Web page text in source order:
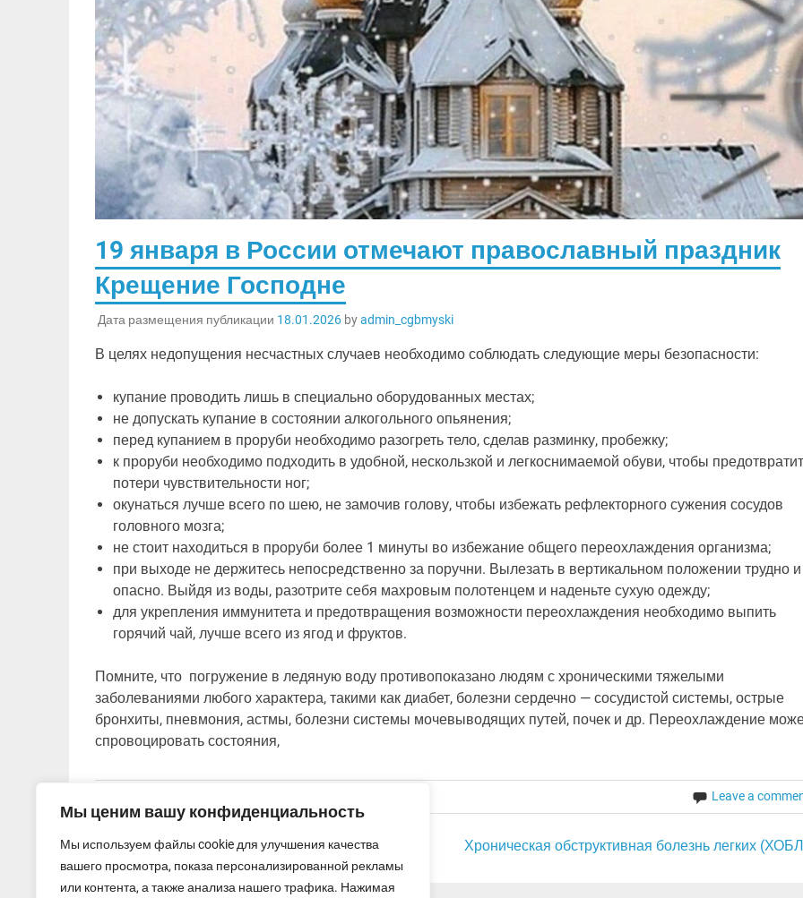
Мы ценим вашу конфиденциальность
Мы используем файлы cookie для улучшения качества
вашего просмотра, показа персонализированной рекламы
или контента, а также анализа нашего трафика. Нажимая
19 января в России отмечают православный праздник
Крещение Господне
Дата размещения публикации 18.01.2026byadmin_cgbmyski
В целях недопущения несчастных случаев необходимо соблюдать следующие меры безопасности:
купание проводить лишь в специально оборудованных местах;
не допускать купание в состоянии алкогольного опьянения;
перед купанием в проруби необходимо разогреть тело, сделав разминку, пробежку;
к проруби необходимо подходить в удобной, нескользкой и легкоснимаемой обуви, чтобы
потери чувствительности ног;
окунаться лучше всего по шею, не замочив голову, чтобы избежать рефлекторного сужения сосудов
головного мозга;
не стоит находиться в проруби более 1 минуты во избежание общего переохлаждения организма;
при выходе не держитесь непосредственно за поручни. Вылезать в вертикальном положении трудно и
опасно. Выйдя из воды, разотрите себя махровым полотенцем и наденьте сухую одежду;
для укрепления иммунитета и предотвращения возможности переохлаждения необходимо выпить
горячий чай, лучше всего из ягод и фруктов.
Помните, что погружение в ледяную воду противопоказано людям с хроническими тяжелыми
заболеваниями любого характера, такими как диабет, болезни сердечно — сосудистой системы, острые
бронхиты, пневмония, астмы, болезни системы мочевыводящих путей, почек и др. Переохлаждение
спровоцировать состояния,
Leave a
Навигация
по
« Как улучшить самочувствие? Хроническая обструктивная болезнь легких